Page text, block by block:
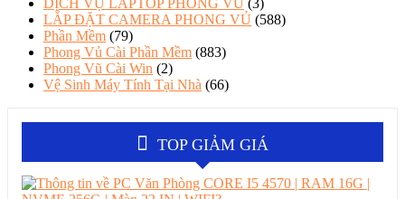
DỊCH VỤ LAPTOP PHONG VŨ (3)
LẮP ĐẶT CAMERA PHONG VỦ (588)
Phần Mềm (79)
Phong Vủ Cài Phần Mềm (883)
Phong Vũ Cài Win (2)
Vệ Sinh Máy Tính Tại Nhà (66)
TOP GIẢM GIÁ